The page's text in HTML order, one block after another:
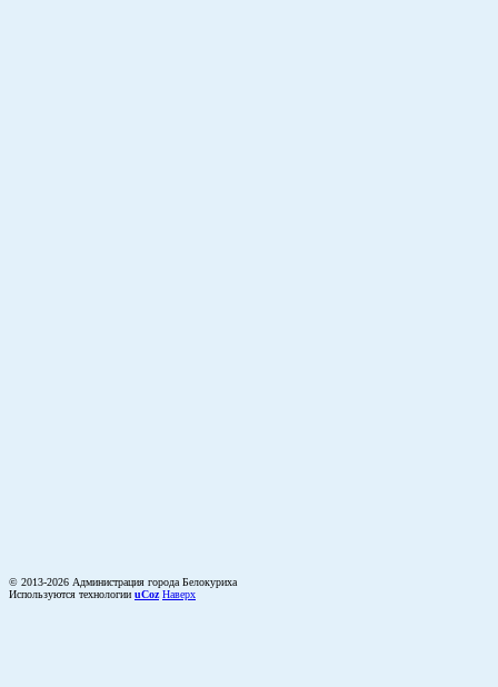
© 2013-2026 Администрация города Белокуриха
Используются технологии uCoz Наверх